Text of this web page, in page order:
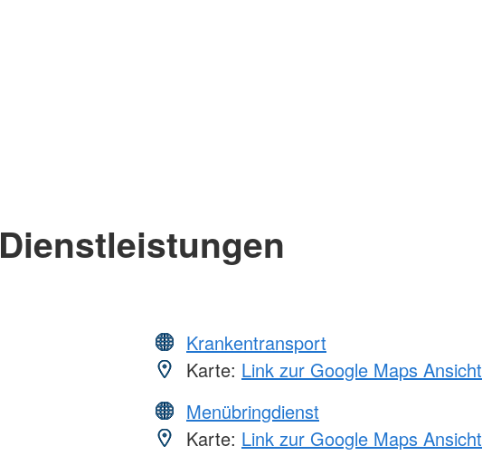
Dienstleistungen
Krankentransport
Karte: Link zur Google Maps Ansicht
Menübringdienst
Karte: Link zur Google Maps Ansicht